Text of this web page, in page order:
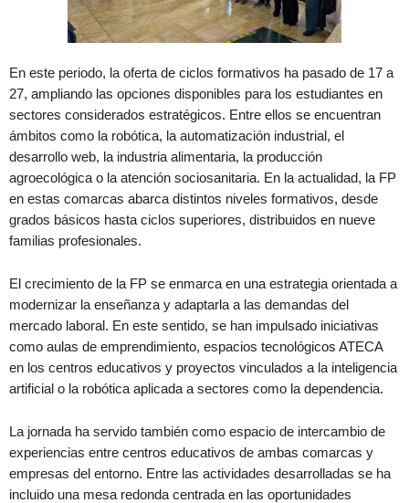
En este periodo, la oferta de ciclos formativos ha pasado de 17 a
27, ampliando las opciones disponibles para los estudiantes en
sectores considerados estratégicos. Entre ellos se encuentran
ámbitos como la robótica, la automatización industrial, el
desarrollo web, la industria alimentaria, la producción
agroecológica o la atención sociosanitaria. En la actualidad, la FP
en estas comarcas abarca distintos niveles formativos, desde
grados básicos hasta ciclos superiores, distribuidos en nueve
familias profesionales.
El crecimiento de la FP se enmarca en una estrategia orientada a
modernizar la enseñanza y adaptarla a las demandas del
mercado laboral. En este sentido, se han impulsado iniciativas
como aulas de emprendimiento, espacios tecnológicos ATECA
en los centros educativos y proyectos vinculados a la inteligencia
artificial o la robótica aplicada a sectores como la dependencia.
La jornada ha servido también como espacio de intercambio de
experiencias entre centros educativos de ambas comarcas y
empresas del entorno. Entre las actividades desarrolladas se ha
incluido una mesa redonda centrada en las oportunidades